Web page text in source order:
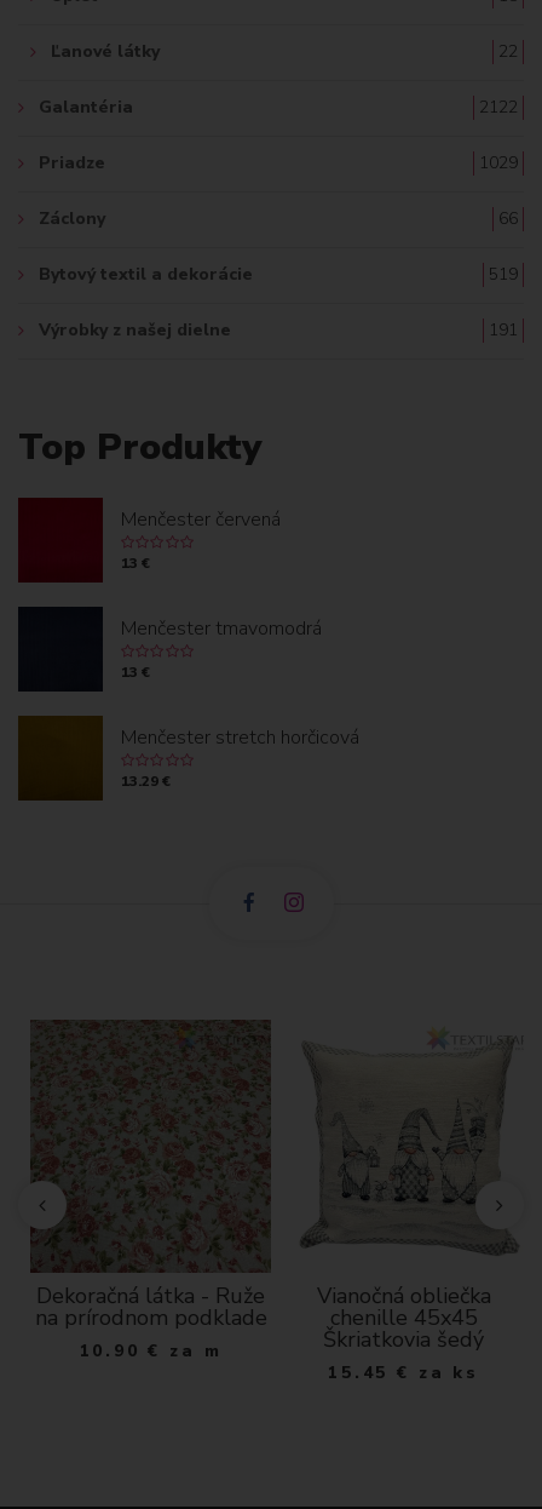
Ľanové látky 22
Galantéria 2122
Priadze 1029
Záclony 66
Bytový textil a dekorácie 519
Výrobky z našej dielne 191
Top Produkty
Menčester červená
13 €
Menčester tmavomodrá
13 €
Menčester stretch horčicová
13.29 €
Dekoračná látka - Ruže
na prírodnom podklade
10.90 € za m
Vianočná obliečka
chenille 45x45
Škriatkovia šedý
15.45 € za ks